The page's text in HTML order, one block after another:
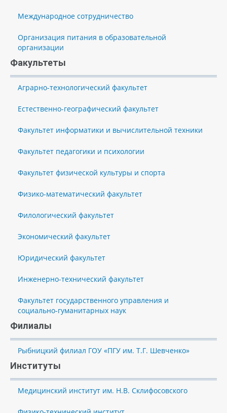
Международное сотрудничество
Организация питания в образовательной
организации
Факультеты
Аграрно-технологический факультет
Естественно-географический факультет
Факультет информатики и вычислительной техники
Факультет педагогики и психологии
Факультет физической культуры и спорта
Физико-математический факультет
Филологический факультет
Экономический факультет
Юридический факультет
Инженерно-технический факультет
Факультет государственного управления и
социально-гуманитарных наук
Филиалы
Рыбницкий филиал ГОУ «ПГУ им. Т.Г. Шевченко»
Институты
Медицинский институт им. Н.В. Склифосовского